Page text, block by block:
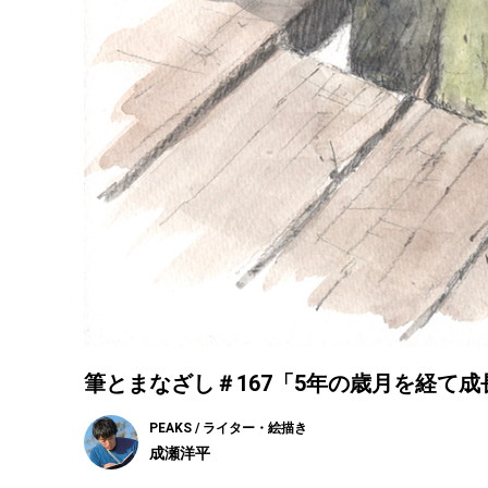
筆とまなざし＃167「5年の歳月を経て
PEAKS / ライター・絵描き
成瀬洋平